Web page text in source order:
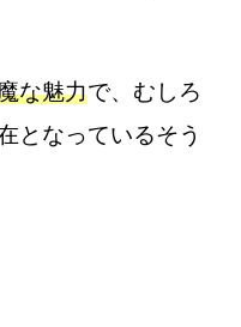
な魅力で、むしろ
となっているそう